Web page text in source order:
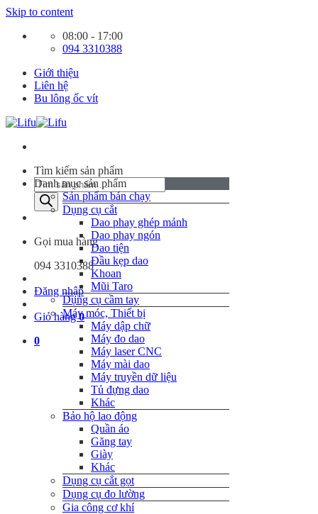
Skip to content
08:00 - 17:00
094 3310388
Giới thiệu
Liên hệ
Bu lông ốc vít
Tìm kiếm sản phẩm
Gọi mua hàng
094 3310388
Đăng nhập
Giỏ hàng0
0
Danh mục sản phẩm
Sản phẩm bán chạy
Dụng cụ cắt
Dao phay ghép mảnh
Dao phay ngón
Dao tiện
Đầu kẹp dao
Khoan
Mũi Taro
Dụng cụ cầm tay
Máy móc, Thiết bị
Máy dập chữ
Máy đo dao
Máy laser CNC
Máy mài dao
Máy truyền dữ liệu
Tủ đựng dao
Khác
Bảo hộ lao động
Quần áo
Găng tay
Giày
Khác
Dụng cụ cắt gọt
Dụng cụ đo lường
Gia công cơ khí